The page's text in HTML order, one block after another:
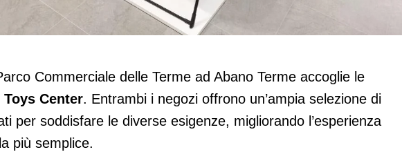
aprono nel nuovo Aponense
Commerciale delle Terme ad Abano Terme accoglie le
Toys Center. Entrambi i negozi offrono un’ampia selezione di
per soddisfare le diverse esigenze, migliorando l’esperienza
più semplice.